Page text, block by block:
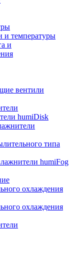
и температуры
и
вентили
humiDisk
типа
humiFog
охлаждения
охлаждения